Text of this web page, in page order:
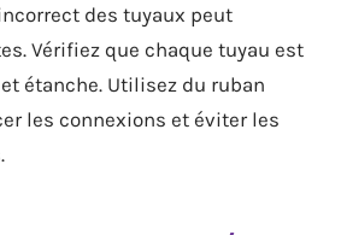
des tuyaux peut
Vérifiez que chaque tuyau est
étanche. Utilisez du ruban
les connexions et éviter les